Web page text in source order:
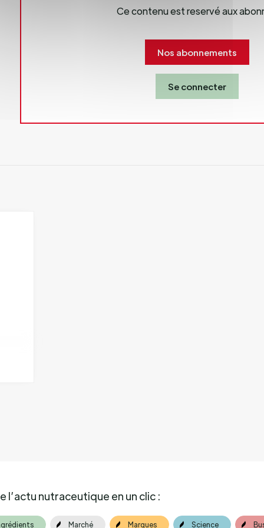
Ce contenu est reservé aux
Nos abonnements
Se connecter
l’actu nutraceutique en un clic :
Marché Marques Science